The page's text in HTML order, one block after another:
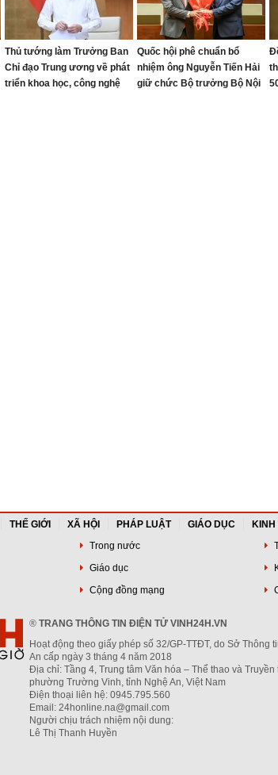
Thủ tướng làm Trưởng Ban
Chỉ đạo Trung ương về phát
triển khoa học, công nghệ
Quốc hội phê chuẩn bổ
nhiệm ông Nguyễn Tiến Hải
giữ chức Bộ trưởng Bộ Nội
THẾ GIỚI XÃ HỘI PHÁP LUẬT GIÁO DỤC KINH
Trong nước
Giáo dục
Cộng đồng mạng
® TRANG THÔNG TIN ĐIỆN TỬ VINH24H.VN
Hoạt động theo giấy phép số 32/GP-TTĐT, do Sở Thông
An cấp ngày 3 tháng 4 năm 2018
Địa chỉ: Tầng 4, Trung tâm Văn hóa – Thể thao và
phường Trường Vinh, tỉnh Nghệ An, Việt Nam
Điện thoại liên hệ: 0945.795.560
Email: 24honline.na@gmail.com
Người chịu trách nhiệm nội dung:
Lê Thị Thanh Huyền